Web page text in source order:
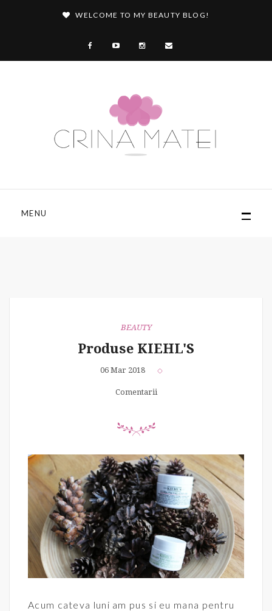
WELCOME TO MY BEAUTY BLOG!
MENU
BEAUTY
Produse KIEHL'S
06 Mar 2018
Comentarii
Acum cateva luni am pus si eu mana pentru